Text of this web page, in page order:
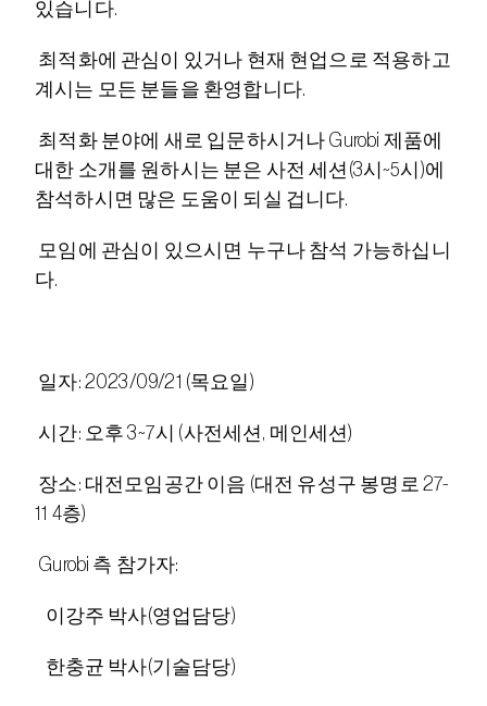
있습니다.
계시는 모든 분들을 환영합니다.
대한 소개를 원하시는 분은 사전 세션(3시~5시)에
참석하시면 많은 도움이 되실 겁니다.
다.
일자: 2023/09/21 (목요일)
시간: 오후 3~7시 (사전세션, 메인세션)
11 4층)
Gurobi 측 참가자:
   이강주 박사(영업담당)
   한충균 박사(기술담당)